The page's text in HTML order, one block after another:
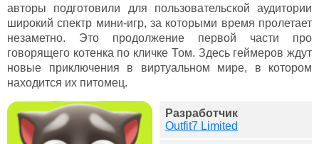
авторы подготовили для пользовательской аудитории
широкий спектр мини-игр, за которыми время пролетает
незаметно. Это продолжение первой части про
говорящего котенка по кличке Том. Здесь геймеров ждут
новые приключения в виртуальном мире, в котором
находится их питомец.
Разработчик
Outfit7 Limited